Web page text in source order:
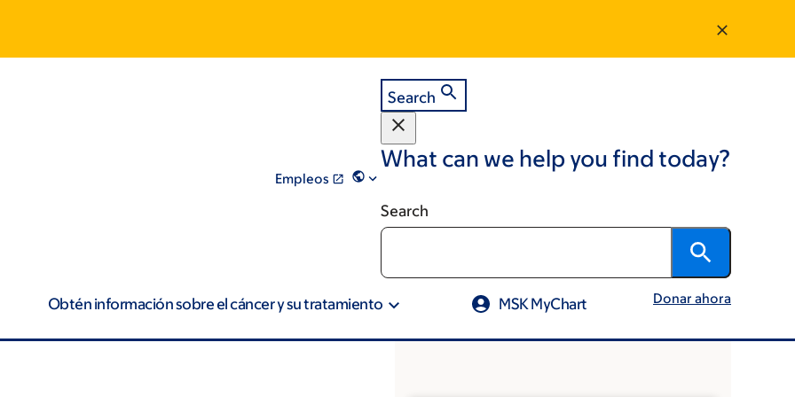
Empleos
Search
What can we help you find today?
Search
Obtén información sobre el cáncer y su tratamiento MSK MyChart Donar ahora